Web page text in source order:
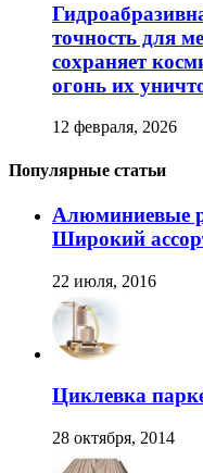
точность для
сохраняет
огонь их
12 февраля, 2026
Популярные статьи
Алюминиевые
Широкий
22 июля, 2016
Циклевка
28 октября, 2014